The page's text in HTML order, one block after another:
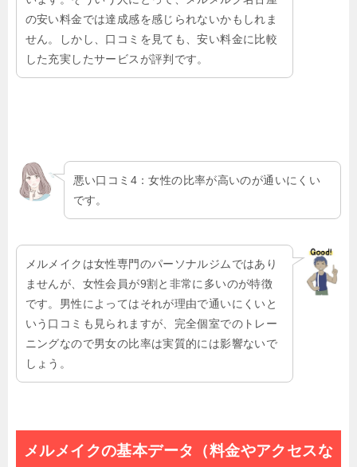
の安い料金では達成感を感じられないかもしれま
せん。しかし、口コミを見ても、安い料金に比較
した充実したサービスが評判です。
悪い口コミ4：女性の比率が高いのが通いにくい
です。
メルメイクは女性専門のパーソナルジムではあり
ませんが、女性会員が9割と非常に多いのが特徴
です。男性によってはそれが理由で通いにくいと
いう口コミも見られますが、完全個室でのトレー
ニングなので男女の比率は実質的には影響ないで
しょう。
メルメイクの基本データ（料金やアクセスな